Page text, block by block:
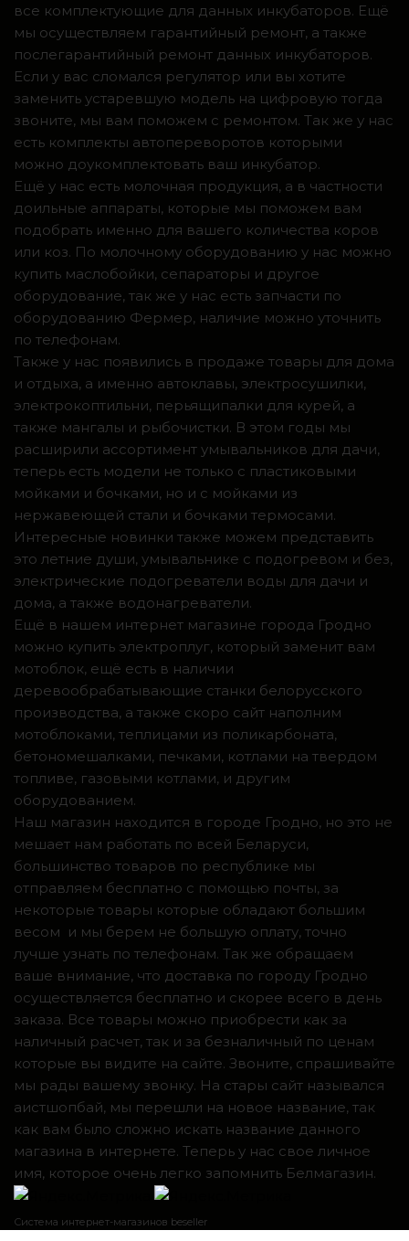
все комплектующие для данных инкубаторов. Ещё
мы осуществляем гарантийный ремонт, а также
послегарантийный ремонт данных инкубаторов.
Если у вас сломался регулятор или вы хотите
заменить устаревшую модель на цифровую тогда
звоните, мы вам поможем с ремонтом. Так же у нас
есть комплекты автопереворотов которыми
можно доукомплектовать ваш инкубатор.
Ещё у нас есть молочная продукция, а в частности
доильные аппараты, которые мы поможем вам
подобрать именно для вашего количества коров
или коз. По молочному оборудованию у нас можно
купить маслобойки, сепараторы и другое
оборудование, так же у нас есть запчасти по
оборудованию Фермер, наличие можно уточнить
по телефонам.
Также у нас появились в продаже товары для дома
и отдыха, а именно автоклавы, электросушилки,
электрокоптильни, перьящипалки для курей, а
также мангалы и рыбочистки. В этом годы мы
расширили ассортимент умывальников для дачи,
теперь есть модели не только с пластиковыми
мойками и бочками, но и с мойками из
нержавеющей стали и бочками термосами.
Интересные новинки также можем представить
это летние души, умывальнике с подогревом и без,
электрические подогреватели воды для дачи и
дома, а также водонагреватели.
Ещё в нашем интернет магазине города Гродно
можно купить электроплуг, который заменит вам
мотоблок, ещё есть в наличии
деревообрабатывающие станки белорусского
производства, а также скоро сайт наполним
мотоблоками, теплицами из поликарбоната,
бетономешалками, печками, котлами на твердом
топливе, газовыми котлами, и другим
оборудованием.
Наш магазин находится в городе Гродно, но это не
мешает нам работать по всей Беларуси,
большинство товаров по республике мы
отправляем бесплатно с помощью почты, за
некоторые товары которые обладают большим
весом и мы берем не большую оплату, точно
лучше узнать по телефонам. Так же обращаем
ваше внимание, что доставка по городу Гродно
осуществляется бесплатно и скорее всего в день
заказа. Все товары можно приобрести как за
наличный расчет, так и за безналичный по ценам
которые вы видите на сайте. Звоните, спрашивайте
мы рады вашему звонку. На стары сайт назывался
аистшопбай, мы перешли на новое название, так
как вам было сложно искать название данного
магазина в интернете. Теперь у нас свое личное
имя, которое очень легко запомнить Белмагазин.
Система интернет-магазинов beseller